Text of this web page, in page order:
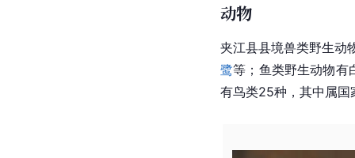
动物
夹江县县境兽类野生动
鹭等；鱼类野生动物有
有鸟类25种，其中属国